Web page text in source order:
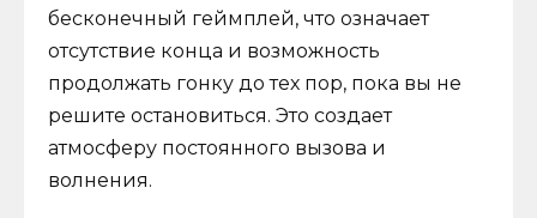
бесконечный геймплей, что означает
отсутствие конца и возможность
продолжать гонку до тех пор, пока вы не
решите остановиться. Это создает
атмосферу постоянного вызова и
волнения.